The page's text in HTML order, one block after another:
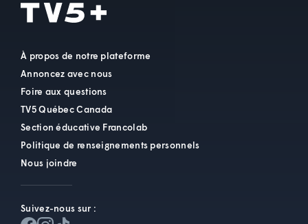
À propos de notre plateforme
Annoncez avec nous
Foire aux questions
TV5 Québec Canada
Section éducative Francolab
Politique de renseignements personnels
Nous joindre
Suivez-nous sur :